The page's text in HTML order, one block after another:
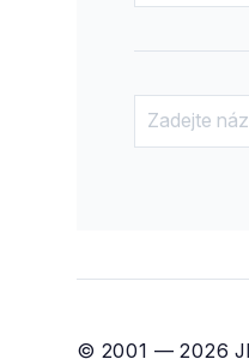
© 2001 — 2026